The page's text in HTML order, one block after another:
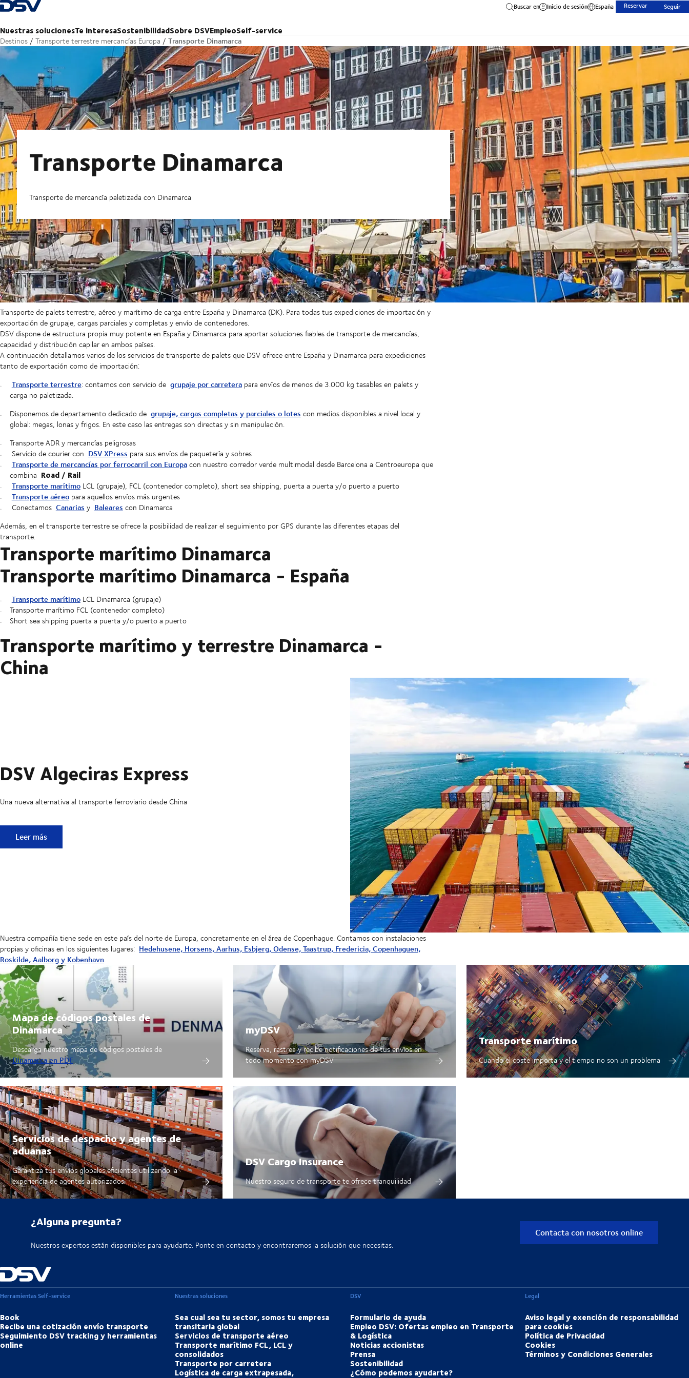
Volver a la página de inicio
Nuestras solucionesTe interesaSostenibilidadSobre DSVEmpleoSelf-service
Buscar en Inicio de sesión España Reservar Seguir
Destinos Transporte terrestre mercancías Europa Transporte Dinamarca
Transporte Dinamarca
Transporte de mercancía paletizada con Dinamarca
Transporte de palets terrestre, aéreo y marítimo de carga entre España y Dinamarca (DK). Para todas tus expediciones de importación y
exportación de grupaje, cargas parciales y completas y envío de contenedores.
DSV dispone de estructura propia muy potente en España y Dinamarca para aportar soluciones fiables de transporte de mercancías,
capacidad y distribución capilar en ambos países.
A continuación detallamos varios de los servicios de transporte de palets que DSV ofrece entre España y Dinamarca para expediciones
tanto de exportación como de importación:
Transporte terrestre: contamos con servicio de grupaje por carreterapara envíos de menos de 3.000 kg tasables en palets y
carga no paletizada.
Disponemos de departamento dedicado de grupaje, cargas completas y parciales o lotes con medios disponibles a nivel local y
global: megas, lonas y frigos. En este caso las entregas son directas y sin manipulación.
Transporte ADR y mercancías peligrosas
Servicio de courier con DSV XPress para sus envíos de paquetería y sobres
Transporte de mercancías por ferrocarril con Europa con nuestro corredor verde multimodal desde Barcelona a Centroeuropa que
combina Road / Rail
Transporte marítimoLCL (grupaje), FCL (contenedor completo), short sea shipping, puerta a puerta y/o puerto a puerto
Transporte aéreopara aquellos envíos más urgentes
Conectamos Canarias y Baleares con Dinamarca
Además, en el transporte terrestre se ofrece la posibilidad de realizar el seguimiento por GPS durante las diferentes etapas del
transporte.
Transporte marítimo Dinamarca
Transporte marítimo Dinamarca - España
Transporte marítimoLCL Dinamarca (grupaje)
Transporte marítimo FCL (contenedor completo)
Short sea shipping puerta a puerta y/o puerto a puerto
Transporte marítimo y terrestre Dinamarca -
China
DSV Algeciras Express
Una nueva alternativa al transporte ferroviario desde China
DSV Algeciras Express
Leer más
Nuestra compañía tiene sede en este país del norte de Europa, concretamente en el área de Copenhague. Contamos con instalaciones
propias y oficinas en los siguientes lugares: Hedehusene, Horsens, Aarhus, Esbjerg, Odense, Taastrup, Fredericia, Copenhaguen,
Roskilde, Aalborg y Kobenhavn.
Mapa de códigos postales de
Dinamarca
Descarga nuestro mapa de códigos postales de
Dinamarca en PDF
myDSV
Reserva, rastrea y recibe notificaciones de tus envíos en
todo momento conmyDSV
Transporte marítimo
Cuando el coste importa y el tiempo no son un problema
Servicios de despacho y agentes de
aduanas
Garantiza tus envíos globales eficientes utilizando la
experiencia de agentes autorizados.
DSV Cargo Insurance
Nuestro seguro de transporte te ofrece tranquilidad
¿Alguna pregunta?
Nuestros expertos están disponibles para ayudarte. Ponte en contacto y encontraremos la solución que necesitas.
Contacta con nosotros online
Herramientas Self-service
Book
Recibe una cotización envío transporte
Seguimiento DSV tracking y herramientas
online
Nuestras soluciones
Sea cual sea tu sector, somos tu empresa
transitaria global
Servicios de transporte aéreo
Transporte marítimo FCL, LCL y
consolidados
Transporte por carretera
Logística de carga extrapesada,
DSV
Formulario de ayuda
Empleo DSV: Ofertas empleo en Transporte
& Logística
Noticias accionistas
Prensa
Sostenibilidad
¿Cómo podemos ayudarte?
Legal
Aviso legal y exención de responsabilidad
para cookies
Política de Privacidad
Cookies
Términos y Condiciones Generales